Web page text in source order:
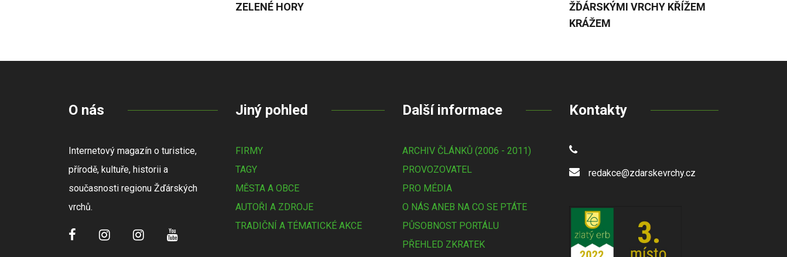
ZELENÉ HORY
ŽĎÁRSKÝMI VRCHY KŘÍŽEM
KRÁŽEM
O nás
Internetový magazín o turistice,
přírodě, kultuře, historii a
současnosti regionu Žďárských
vrchů.
Jiný pohled
FIRMY
TAGY
MĚSTA A OBCE
AUTOŘI A ZDROJE
TRADIČNÍ A TÉMATICKÉ AKCE
Další informace
ARCHIV ČLÁNKŮ (2006 - 2011)
PROVOZOVATEL
PRO MÉDIA
O NÁS ANEB NA CO SE PTÁTE
PŮSOBNOST PORTÁLU
PŘEHLED ZKRATEK
Kontakty
redakce@zdarskevrchy.cz